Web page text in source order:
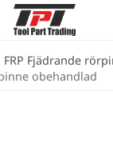
FRP Fjädrande
obehandlad